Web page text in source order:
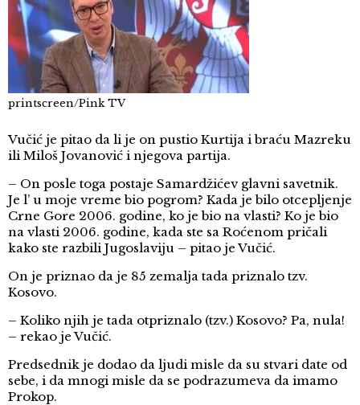
printscreen/Pink TV
Vučić je pitao da li je on pustio Kurtija i braću Mazreku
ili Miloš Jovanović i njegova partija.
– On posle toga postaje Samardžićev glavni savetnik.
Je l’ u moje vreme bio pogrom? Kada je bilo otcepljenje
Crne Gore 2006. godine, ko je bio na vlasti? Ko je bio
na vlasti 2006. godine, kada ste sa Roćenom pričali
kako ste razbili Jugoslaviju – pitao je Vučić.
On je priznao da je 85 zemalja tada priznalo tzv.
Kosovo.
– Koliko njih je tada otpriznalo (tzv.) Kosovo? Pa, nula!
– rekao je Vučić.
Predsednik je dodao da ljudi misle da su stvari date od
sebe, i da mnogi misle da se podrazumeva da imamo
Prokop.